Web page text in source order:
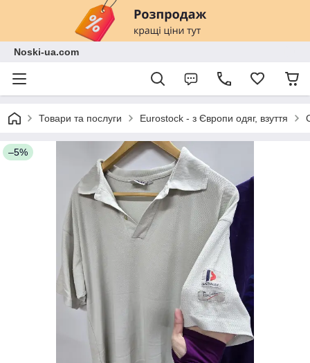
Noski-ua.com
Товари та послуги Eurostock - з Європи одяг, взуття
–5%